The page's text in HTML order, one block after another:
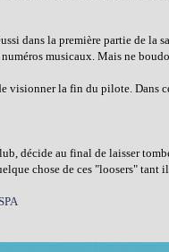
dans la première partie de
musicaux. Mais ne
la fin du pilote. Dans
décide au final de laisser
chose de ces "loosers"